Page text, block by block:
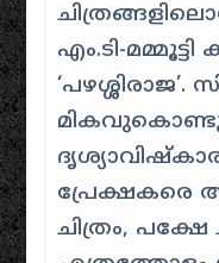
എം.ടി-മമ്മൂട്ടി
‘പഴശ്ശിരാജ’.
മികവുകൊണ്ടും
പ്രേക്ഷകരെ
ചിത്രം, പക്ഷേ